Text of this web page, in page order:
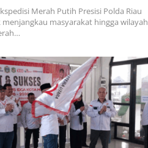
Merah Putih Presisi Polda Riau
masyarakat hingga wilayah